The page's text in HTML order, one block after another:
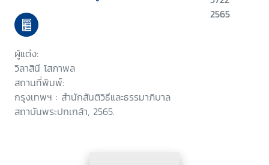
วางใจ
ผู้แต่ง:
วิลาสินี โสภาพล
สถานที่พิมพ์:
กรุงเทพฯ : สำนักสันติวิธีและธรรมาภิบาล
สถาบันพระปกเกล้า, 2565.
2565